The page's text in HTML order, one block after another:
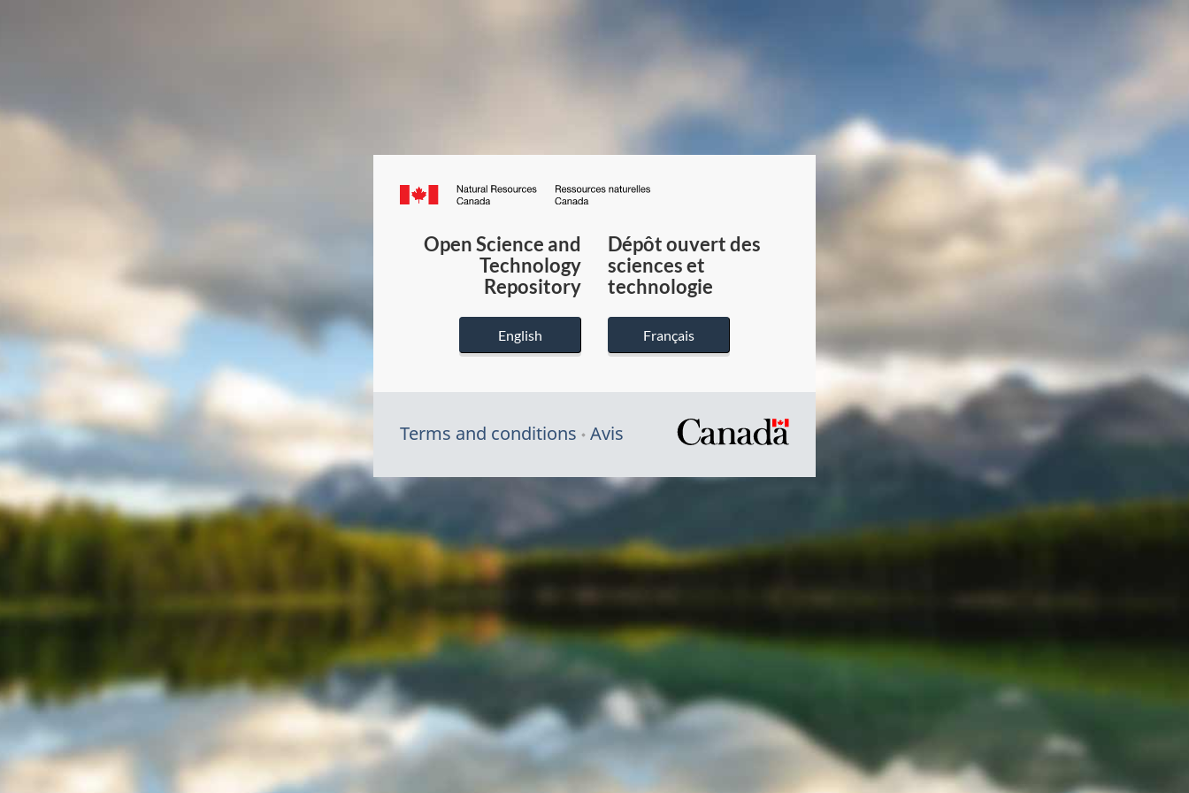
Canada.ca
du
Canada
Open Science and
Technology
Repository
English
Dépôt ouvert des
sciences et
technologie
Français
Terms and conditions Avis
/
gouvernement
du